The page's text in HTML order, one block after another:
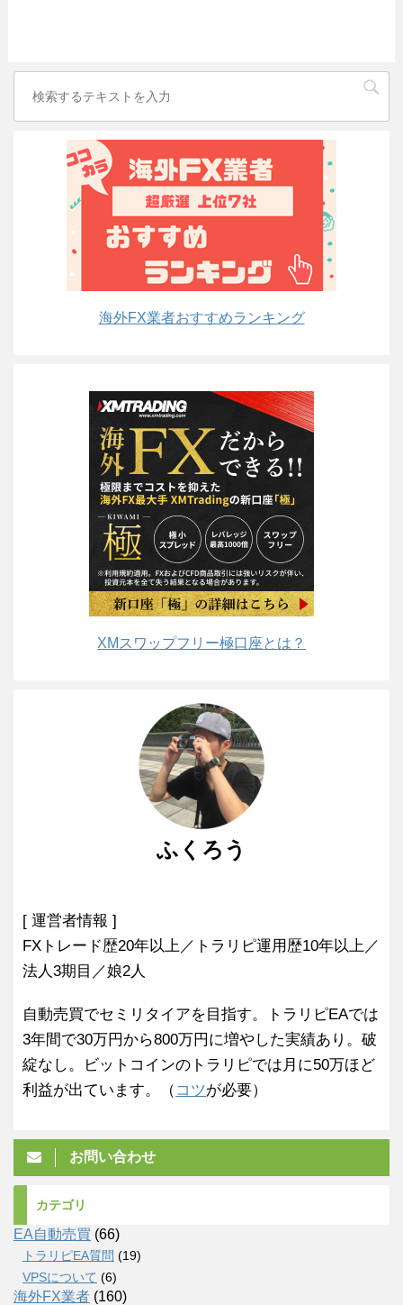
海外FX業者おすすめランキング
XMスワップフリー極口座とは？
ふくろう
[ 運営者情報 ]
FXトレード歴20年以上／トラリピ運用歴10年以上／
法人3期目／娘2人
自動売買でセミリタイアを目指す。トラリピEAでは
3年間で30万円から800万円に増やした実績あり。破
綻なし。ビットコインのトラリピでは月に50万ほど
利益が出ています。（ コツが必要）
お問い合わせ
カテゴリ
EA自動売買 (66)
トラリピEA質問 (19)
VPSについて (6)
海外FX業者 (160)